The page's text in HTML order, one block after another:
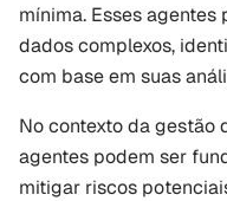
mínima. Esses
dados complexos,
com base em suas
No contexto da gestão
agentes podem ser
mitigar riscos